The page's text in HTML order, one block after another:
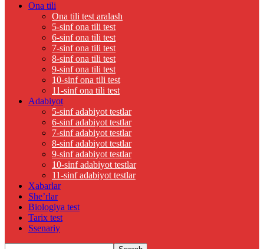
Ona tili
Ona tili test aralash
5-sinf ona tili test
6-sinf ona tili test
7-sinf ona tili test
8-sinf ona tili test
9-sinf ona tili test
10-sinf ona tili test
11-sinf ona tili test
Adabiyot
5-sinf adabiyot testlar
6-sinf adabiyot testlar
7-sinf adabiyot testlar
8-sinf adabiyot testlar
9-sinf adabiyot testlar
10-sinf adabiyot testlar
11-sinf adabiyot testlar
Xabarlar
She’rlar
Biologiya test
Tarix test
Ssenariy